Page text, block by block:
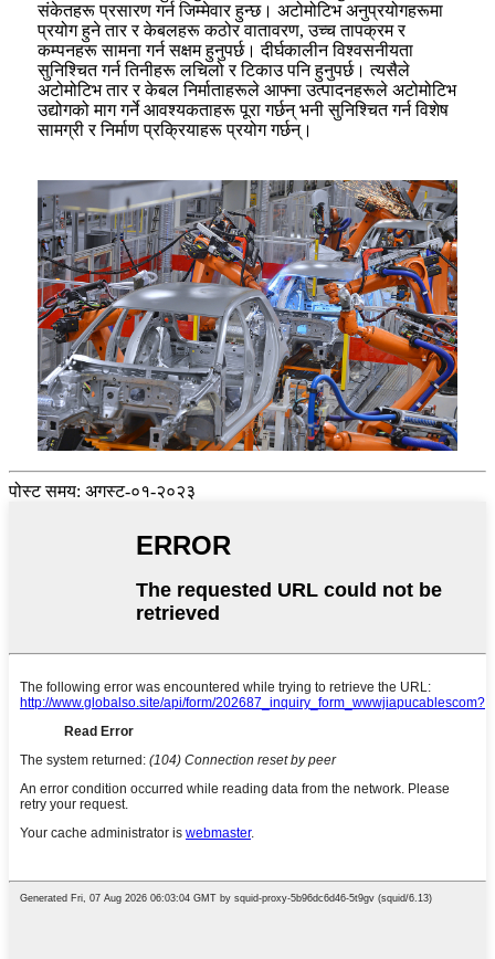
संकेतहरू प्रसारण गर्न जिम्मेवार हुन्छ। अटोमोटिभ अनुप्रयोगहरूमा
प्रयोग हुने तार र केबलहरू कठोर वातावरण, उच्च तापक्रम र
कम्पनहरू सामना गर्न सक्षम हुनुपर्छ। दीर्घकालीन विश्वसनीयता
सुनिश्चित गर्न तिनीहरू लचिलो र टिकाउ पनि हुनुपर्छ। त्यसैले
अटोमोटिभ तार र केबल निर्माताहरूले आफ्ना उत्पादनहरूले अटोमोटिभ
उद्योगको माग गर्ने आवश्यकताहरू पूरा गर्छन् भनी सुनिश्चित गर्न विशेष
सामग्री र निर्माण प्रक्रियाहरू प्रयोग गर्छन्।
पोस्ट समय: अगस्ट-०१-२०२३